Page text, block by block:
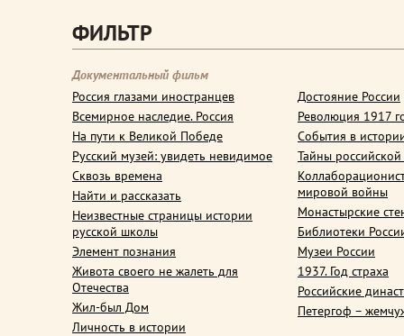
ФИЛЬТР
Документальный фильм
Россия глазами иностранцев
Всемирное наследие. Россия
На пути к Великой Победе
Русский музей: увидеть невидимое
Сквозь времена
Найти и рассказать
Неизвестные страницы истории
русской школы
Элемент познания
Живота своего не жалеть для
Отечества
Жил-был Дом
Личность в истории
Достояние России
Революция 1917
События в
Тайны
мировой войны
Монастырские
Библиотеки
Музеи России
1937. Год страха
Российские
Петергоф –